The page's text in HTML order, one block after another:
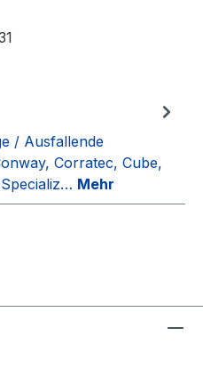
/ Ausfallende
Corratec, Cube,
Mehr